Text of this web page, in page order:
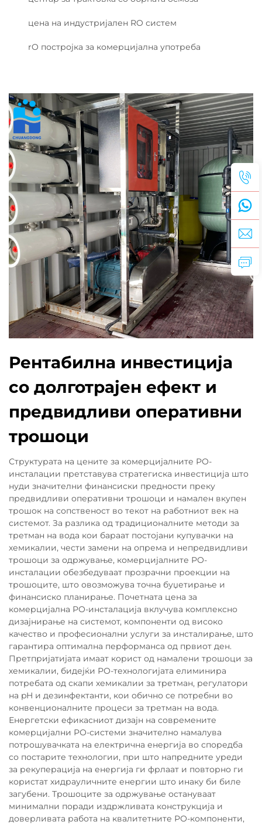
цена на индустријален RO систем
rO постројка за комерцијална употреба
Рентабилна инвестиција
со долготрајен ефект и
предвидливи оперативни
трошоци
Структурата на цените за комерцијалните РО-
инсталации претставува стратегиска инвестиција што
нуди значителни финансиски предности преку
предвидливи оперативни трошоци и намален вкупен
трошок на сопственост во текот на работниот век на
системот. За разлика од традиционалните методи за
третман на вода кои бараат постојани купувачки на
хемикалии, чести замени на опрема и непредвидливи
трошоци за одржување, комерцијалните РО-
инсталации обезбедуваат прозрачни проекции на
трошоците, што овозможува точна буџетирање и
финансиско планирање. Почетната цена за
комерцијална РО-инсталација вклучува комплексно
дизајнирање на системот, компоненти од високо
качество и професионални услуги за инсталирање, што
гарантира оптимална перформанса од првиот ден.
Претпријатијата имаат корист од намалени трошоци за
хемикалии, бидејќи РО-технологијата елиминира
потребата од скапи хемикалии за третман, регулатори
на pH и дезинфектанти, кои обично се потребни во
конвенционалните процеси за третман на вода.
Енергетски ефикасниот дизајн на современите
комерцијални РО-системи значително намалува
потрошувачката на електрична енергија во споредба
со постарите технологии, при што напредните уреди
за рекуперација на енергија ги фрлаат и повторно ги
користат хидрауличните енергии што инаку би биле
загубени. Трошоците за одржување остануваат
минимални поради издржливата конструкција и
доверливата работа на квалитетните РО-компоненти,